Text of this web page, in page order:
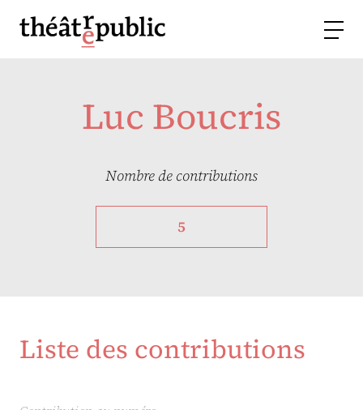
Luc Boucris
Nombre de contributions
5
Liste des contributions